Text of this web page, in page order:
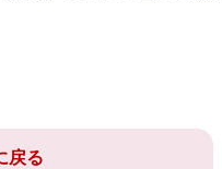
戻る